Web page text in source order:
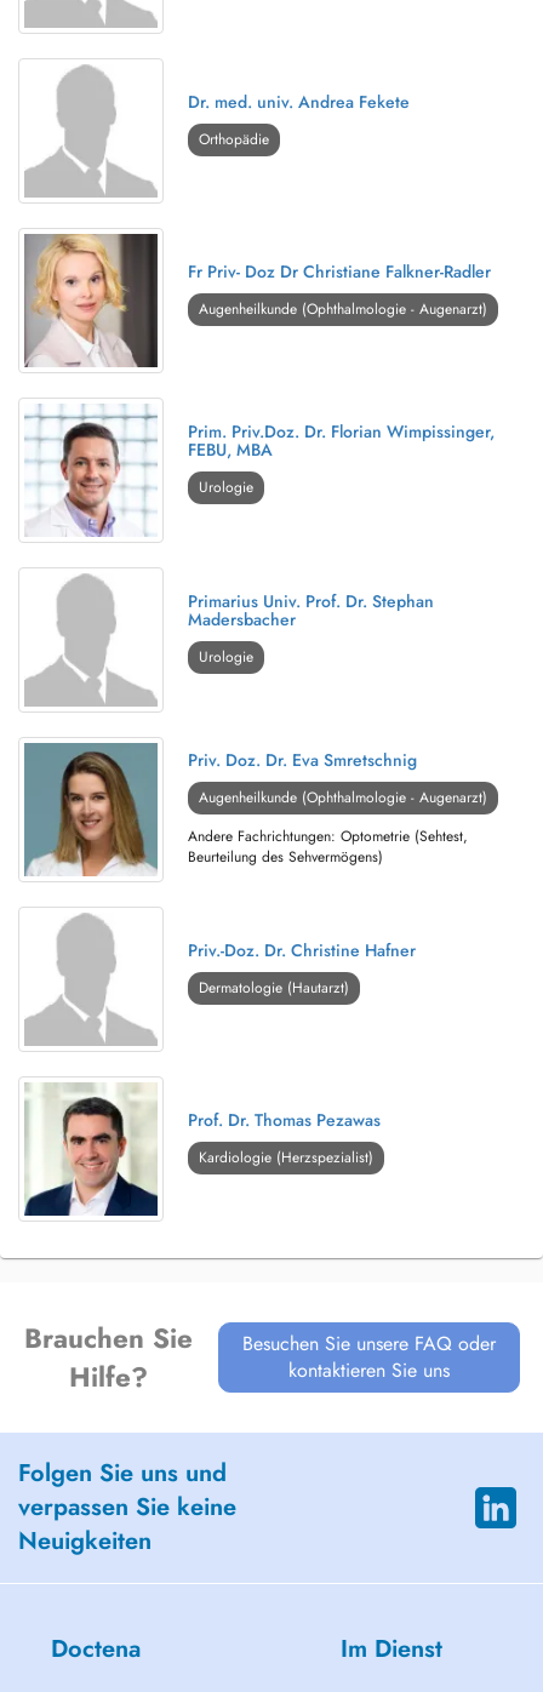
Dr. med. univ. Andrea Fekete
Orthopädie
Fr Priv- Doz Dr Christiane Falkner-Radler
Augenheilkunde (Ophthalmologie - Augenarzt)
Prim. Priv.Doz. Dr. Florian Wimpissinger,
FEBU, MBA
Urologie
Primarius Univ. Prof. Dr. Stephan
Madersbacher
Urologie
Priv. Doz. Dr. Eva Smretschnig
Augenheilkunde (Ophthalmologie - Augenarzt)
Andere Fachrichtungen: Optometrie (Sehtest,
Beurteilung des Sehvermögens)
Priv.-Doz. Dr. Christine Hafner
Dermatologie (Hautarzt)
Prof. Dr. Thomas Pezawas
Kardiologie (Herzspezialist)
Brauchen Sie
Hilfe?
Besuchen Sie unsere FAQ oder
kontaktieren Sie uns
Folgen Sie uns und
verpassen Sie keine
Neuigkeiten
Doctena Im Dienst